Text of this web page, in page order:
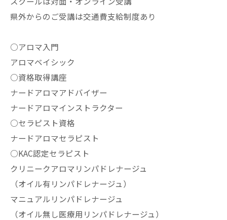
県外からのご受講は交通費支給制度あり
○アロマ入門
アロマベイシック
○資格取得講座
ナードアロマアドバイザー
ナードアロマインストラクター
○セラピスト資格
ナードアロマセラピスト
○KAC認定セラピスト
クリニークアロマリンパドレナージュ
（オイル有リンパドレナージュ）
マニュアルリンパドレナージュ
（オイル無し医療用リンパドレナージュ）